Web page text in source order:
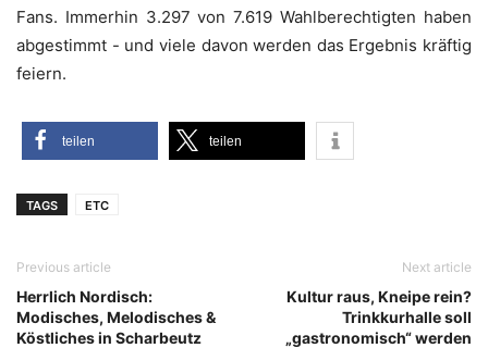
Fans. Immer­hin 3.297 von 7.619 Wahl­be­rech­tig­ten haben
abge­stimmt - und vie­le davon wer­den das Ergeb­nis kräf­tig
feiern.
tei­len tei­len
TAGS ETC
Previous article
Herrlich Nordisch:
Modisches, Melodisches &
Köstliches in Scharbeutz
Next article
Kultur raus, Kneipe rein?
Trinkkurhalle soll
„gastronomisch“ werden